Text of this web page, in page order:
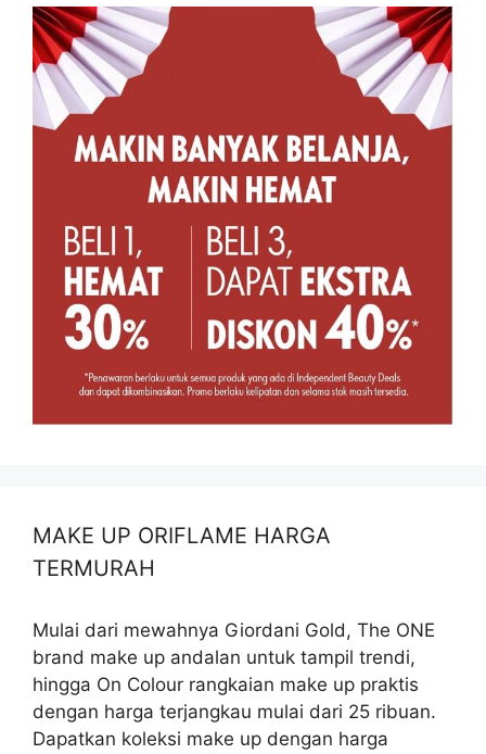
MAKE UP ORIFLAME HARGA
TERMURAH
Mulai dari mewahnya Giordani Gold, The ONE
brand make up andalan untuk tampil trendi,
hingga On Colour rangkaian make up praktis
dengan harga terjangkau mulai dari 25 ribuan.
Dapatkan koleksi make up dengan harga